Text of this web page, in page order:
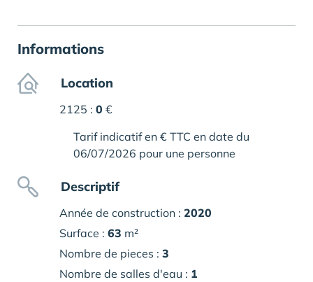
Informations
Location
2125 : 0 €
Tarif indicatif en € TTC en date du
06/07/2026 pour une personne
Descriptif
Année de construction : 2020
Surface : 63 m²
Nombre de pieces : 3
Nombre de salles d'eau : 1